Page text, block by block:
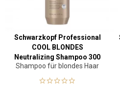
Schwarzkopf Professional
COOL BLONDES
Neutralizing Shampoo 300
ml
Shampoo für blondes Haar